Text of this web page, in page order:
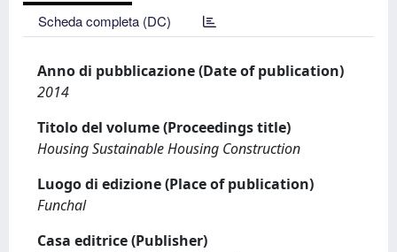
Scheda completa (DC)
Anno di pubblicazione (Date of publication)
2014
Titolo del volume (Proceedings title)
Housing Sustainable Housing Construction
Luogo di edizione (Place of publication)
Funchal
Casa editrice (Publisher)